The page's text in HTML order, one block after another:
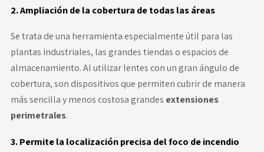
2. Ampliación de la cobertura de todas las áreas
Se trata de una herramienta especialmente útil para las
plantas industriales, las grandes tiendas o espacios de
almacenamiento. Al utilizar lentes con un gran ángulo de
cobertura, son dispositivos que permiten cubrir de manera
más sencilla y menos costosa grandes extensiones
perimetrales.
3. Permite la localización precisa del foco de incendio